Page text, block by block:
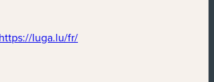
luga.lu/fr/(nouvelle fenêtre)